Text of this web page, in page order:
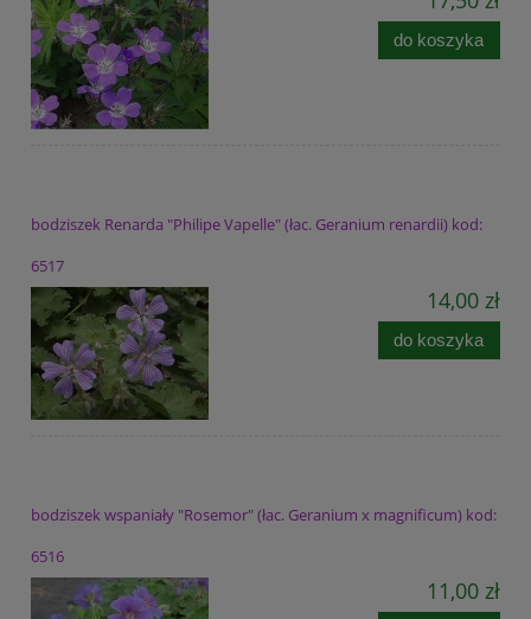
do koszyka
bodziszek Renarda "Philipe Vapelle" (łac. Geranium renardii) kod:
6517
14,00 zł
do koszyka
bodziszek wspaniały "Rosemor" (łac. Geranium x magnificum) kod:
6516
11,00 zł